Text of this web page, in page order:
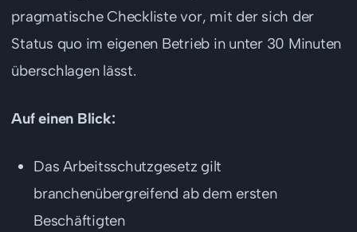
pragmatische Checkliste vor, mit der sich der
Status quo im eigenen Betrieb in unter 30 Minuten
überschlagen lässt.
Auf einen Blick:
Das Arbeitsschutzgesetz gilt
branchenübergreifend ab dem ersten
Beschäftigten